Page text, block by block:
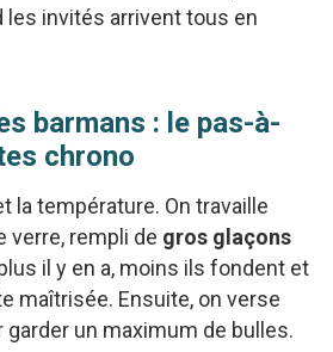
les invités arrivent tous en
barmans : le pas-à-
chrono
la température. On travaille
verre, rempli de gros glaçons
il y en a, moins ils fondent et
maîtrisée. Ensuite, on verse
garder un maximum de bulles.